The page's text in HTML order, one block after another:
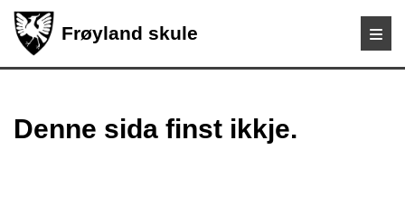
Frøyland skule
Denne sida finst ikkje.